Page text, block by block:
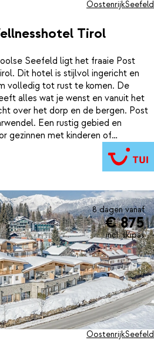
Tirol
OostenrijkSeefeld
Seefeld ligt het fraaie Post
Dit hotel is stijlvol ingericht en
volledig tot rust te komen. De
alles wat je wenst en vanuit het
over het dorp en de bergen. Post
Een rustig gebied en
gezinnen met kinderen of
8 dagen vanaf
€ 875
incl. skipas
OostenrijkSeefeld